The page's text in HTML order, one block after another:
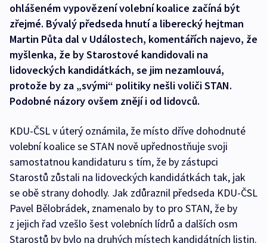
ohlášeném vypovězení volební koalice začíná být
zřejmé. Bývalý předseda hnutí a liberecký hejtman
Martin Půta dal v Událostech, komentářích najevo, že
myšlenka, že by Starostové kandidovali na
lidoveckých kandidátkách, se jim nezamlouvá,
protože by za „svými“ politiky nešli voliči STAN.
Podobné názory ovšem znějí i od lidovců.
KDU-ČSL v úterý oznámila, že místo dříve dohodnuté
volební koalice se STAN nově upřednostňuje svoji
samostatnou kandidaturu s tím, že by zástupci
Starostů zůstali na lidoveckých kandidátkách tak, jak
se obě strany dohodly. Jak zdůraznil předseda KDU-ČSL
Pavel Bělobrádek, znamenalo by to pro STAN, že by
z jejich řad vzešlo šest volebních lídrů a dalších osm
Starostů by bylo na druhých místech kandidátních listin.